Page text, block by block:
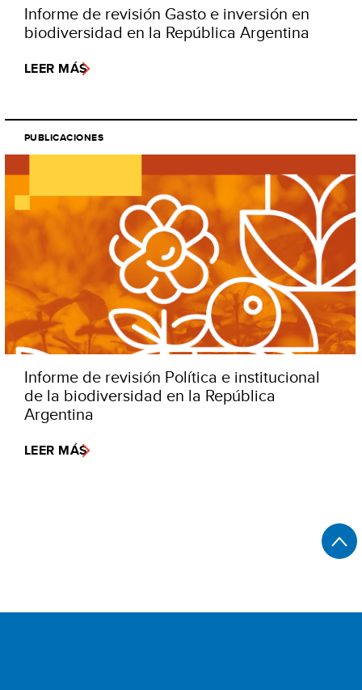
Informe de revisión Gasto e inversión en
biodiversidad en la República Argentina
LEER MÁS
PUBLICACIONES
Informe de revisión Política e institucional
de la biodiversidad en la República
Argentina
LEER MÁS